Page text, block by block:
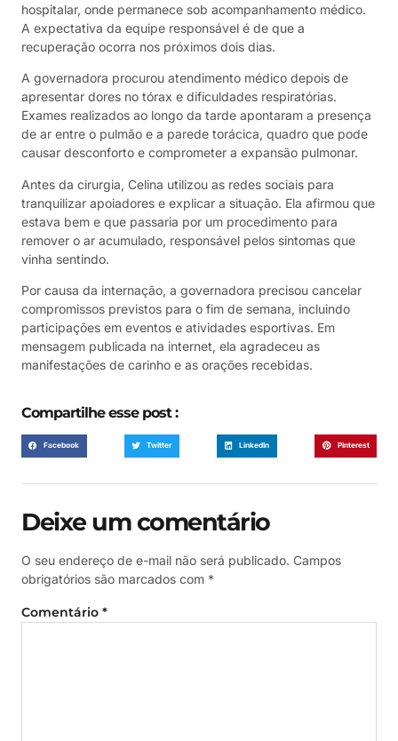
hospitalar, onde permanece sob acompanhamento médico.
A expectativa da equipe responsável é de que a
recuperação ocorra nos próximos dois dias.
A governadora procurou atendimento médico depois de
apresentar dores no tórax e dificuldades respiratórias.
Exames realizados ao longo da tarde apontaram a presença
de ar entre o pulmão e a parede torácica, quadro que pode
causar desconforto e comprometer a expansão pulmonar.
Antes da cirurgia, Celina utilizou as redes sociais para
tranquilizar apoiadores e explicar a situação. Ela afirmou que
estava bem e que passaria por um procedimento para
remover o ar acumulado, responsável pelos sintomas que
vinha sentindo.
Por causa da internação, a governadora precisou cancelar
compromissos previstos para o fim de semana, incluindo
participações em eventos e atividades esportivas. Em
mensagem publicada na internet, ela agradeceu as
manifestações de carinho e as orações recebidas.
Compartilhe esse post :
Facebook Twitter LinkedIn Pinterest
Deixe um comentário
O seu endereço de e-mail não será publicado. Campos
obrigatórios são marcados com *
Comentário *